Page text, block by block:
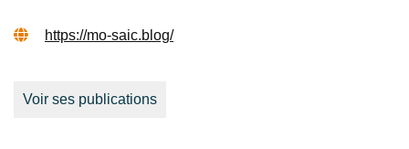
https://mo-saic.blog/
Voir ses publications